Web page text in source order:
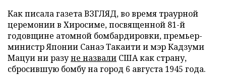
Как писала газета ВЗГЛЯД, во время траурной
церемонии в Хиросиме, посвященной 81-й
годовщине атомной бомбардировки, премьер-
министр Японии Санаэ Такаити и мэр Кадзуми
Мацуи ни разуне назвали США как страну,
сбросившую бомбу на город 6 августа 1945 года.